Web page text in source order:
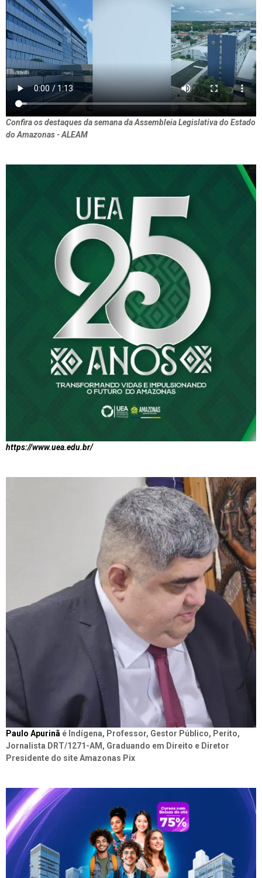
Confira os destaques da semana da Assembleia Legislativa do Estado
do Amazonas - ALEAM
https://www.uea.edu.br/
Paulo Apurinã é Indígena, Professor, Gestor Público, Perito,
Jornalista DRT/1271-AM, Graduando em Direito e Diretor
Presidente do site Amazonas Pix